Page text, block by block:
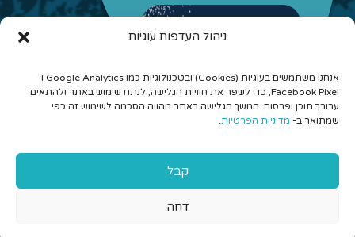
ניהול העדפות עוגיות
אנחנו משתמשים בעוגיות (Cookies) ובטכנולוגיות כמו Google Analytics ו-
Facebook Pixel, כדי לשפר את חוויית הגלישה, לנתח שימוש באתר ולהתאים
עבורך תוכן ופרסום. המשך הגלישה באתר מהווה הסכמה לשימוש זה כפי
שמתואר ב- מדיניות הפרטיות.
קבל
דחה
לפרטים והצטרפות
© 2026 כל הזכויות שמורות לגיטר פריק - לימוד גיטרה אונליין